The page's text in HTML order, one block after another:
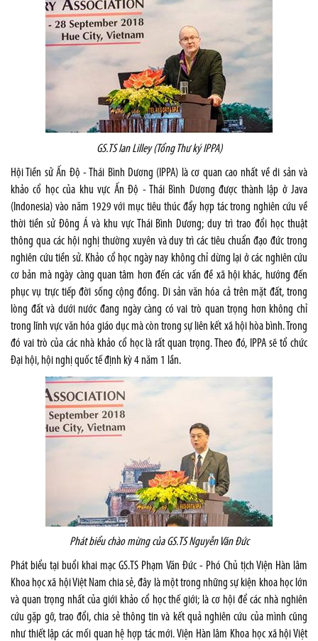
GS.TS Ian Lilley (Tổng Thư ký IPPA)
Hội Tiền sử Ấn Độ - Thái Bình Dương (IPPA) là cơ quan cao nhất về di sản và
khảo cổ học của khu vực Ấn Độ - Thái Bình Dương được thành lập ở Java
(Indonesia) vào năm 1929 với mục tiêu thúc đẩy hợp tác trong nghiên cứu về
thời tiền sử Đông Á và khu vực Thái Bình Dương; duy trì trao đổi học thuật
thông qua các hội nghị thường xuyên và duy trì các tiêu chuẩn đạo đức trong
nghiên cứu tiền sử. Khảo cổ học ngày nay không chỉ dừng lại ở các nghiên cứu
cơ bản mà ngày càng quan tâm hơn đến các vấn đề xã hội khác, hướng đến
phục vụ trực tiếp đời sống cộng đồng. Di sản văn hóa cả trên mặt đất, trong
lòng đất và dưới nước đang ngày càng có vai trò quan trọng hơn không chỉ
trong lĩnh vực văn hóa giáo dục mà còn trong sự liên kết xã hội hòa bình. Trong
đó vai trò của các nhà khảo cổ học là rất quan trọng. Theo đó, IPPA sẽ tổ chức
Đại hội, hội nghị quốc tế định kỳ 4 năm 1 lần.
Phát biểu chào mừng của GS.TS Nguyễn Văn Đức
Phát biểu tại buổi khai mạc GS.TS Phạm Văn Đức - Phó Chủ tịch Viện Hàn lâm
Khoa học xã hội Việt Nam chia sẻ, đây là một trong những sự kiện khoa học lớn
và quan trọng nhất của giới khảo cổ học thế giới; là cơ hội để các nhà nghiên
cứu gặp gỡ, trao đổi, chia sẻ thông tin và kết quả nghiên cứu của mình cũng
như thiết lập các mối quan hệ hợp tác mới. Viện Hàn lâm Khoa học xã hội Việt